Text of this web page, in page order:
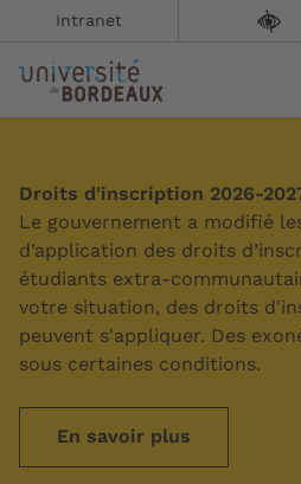
Intranet
Droits d'inscription 2026-
Le gouvernement a modifié
d’application des droits
étudiants extra-
votre situation, des droits
peuvent s'appliquer. Des
sous certaines conditions.
En savoir plus
Rapports
Mise à jour le :02/10/2025
Les rapports sociaux
sociaux) de l’université de
engagés en matière de